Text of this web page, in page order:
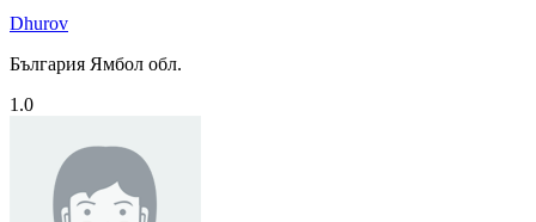
Dhurov
България Ямбол обл.
1.0